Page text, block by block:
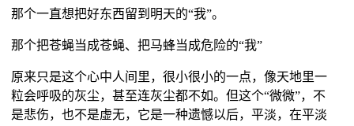
那个一直想把好东西留到明天的“我”。
那个把苍蝇当成苍蝇、把马蜂当成危险的“我”
原来只是这个心中人间里，很小很小的一点，像天地里一
粒会呼吸的灰尘，甚至连灰尘都不如。但这个“微微”，不
是悲伤，也不是虚无，它是一种遗憾以后，平淡，在平淡